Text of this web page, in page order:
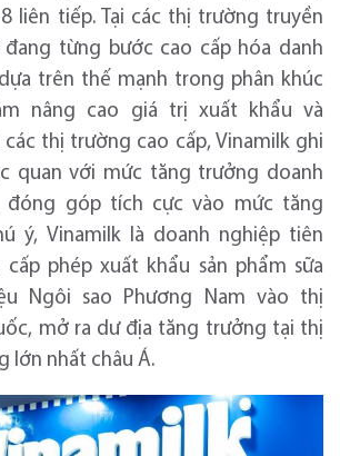
liên tiếp. Tại các thị trường truyền
đang từng bước cao cấp hóa danh
trên thế mạnh trong phân khúc
nâng cao giá trị xuất khẩu và
các thị trường cao cấp, Vinamilk ghi
quan với mức tăng trưởng doanh
đóng góp tích cực vào mức tăng
ý, Vinamilk là doanh nghiệp tiên
phép xuất khẩu sản phẩm sữa
Ngôi sao Phương Nam vào thị
mở ra dư địa tăng trưởng tại thị
lớn nhất châu Á.